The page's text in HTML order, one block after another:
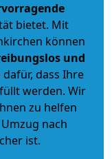
bietet. Mit
können
und
dass Ihre
werden. Wir
zu helfen
nach
ist.